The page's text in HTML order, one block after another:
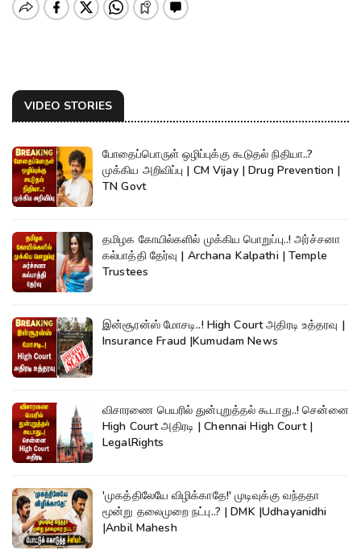
VIDEO STORIES
போதைப்பொருள் ஒழிப்புக்கு கூடுதல் நிதியா..?
முக்கிய அறிவிப்பு | CM Vijay | Drug Prevention |
TN Govt
தமிழக கோயில்களில் முக்கிய பொறுப்பு..! அர்ச்சனா
கல்பாத்தி தேர்வு | Archana Kalpathi | Temple
Trustees
இன்சூரன்ஸ் மோசடி..! High Court அதிரடி உத்தரவு |
Insurance Fraud |Kumudam News
விசாரணை பெயரில் துன்புறுத்தல் கூடாது..! சென்னை
High Court அதிரடி | Chennai High Court |
LegalRights
'முகத்திலேயே விழிக்காதே!' முடிவுக்கு வந்ததா
மூன்று தலைமுறை நட்பு..? | DMK |Udhayanidhi
|Anbil Mahesh